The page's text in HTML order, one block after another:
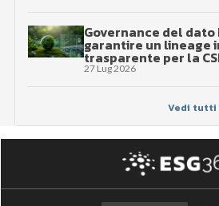
Governance del dato
garantire un lineage
trasparente per la
27 Lug 2026
Vedi tutti